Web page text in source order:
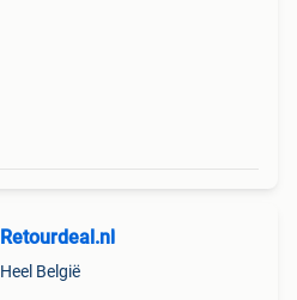
Retourdeal.nl
Heel België